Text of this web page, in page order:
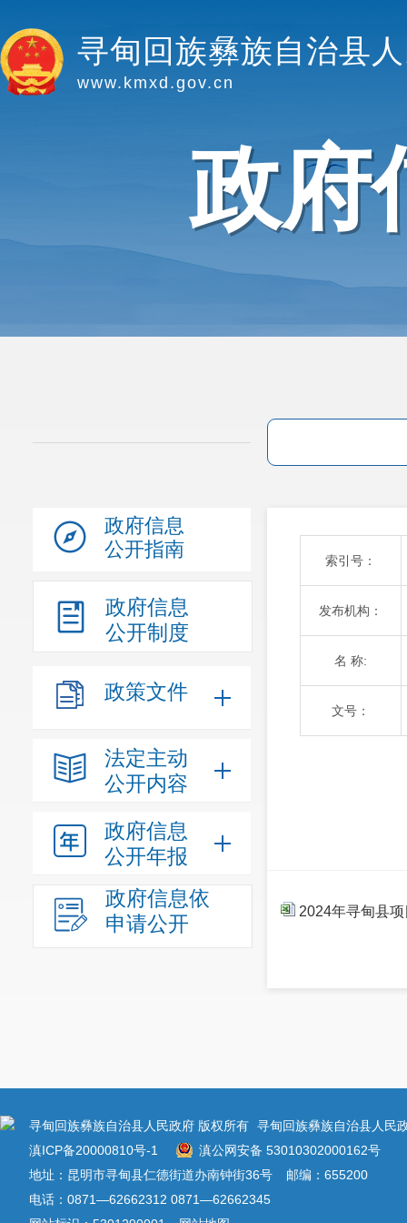
寻甸回族彝族自治县
www.kmxd.gov.cn
政府
政府信息
公开指南
政府信息
公开制度
政策文件
法定主动
公开内容
政府信息
公开年报
政府信息依
申请公开
索引号：
发布机构：
名 称:
文号：
2024年寻甸县
寻甸回族彝族自治县人民政府 版权所有 寻甸回族彝族自治县人民
滇ICP备20000810号-1
滇公网安备 53010302000162号
地址：昆明市寻甸县仁德街道办南钟街36号
邮编：655200
电话：0871—62662312 0871—62662345